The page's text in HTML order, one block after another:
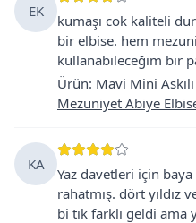
EK
kumaşı cok kaliteli
bir elbise. hem
kullanabileceğim bir
Ürün: Mavi Mini
Mezuniyet Abiye
KA
Yaz davetleri için
rahatmış. dört yıldız
bi tık farklı geldi ama